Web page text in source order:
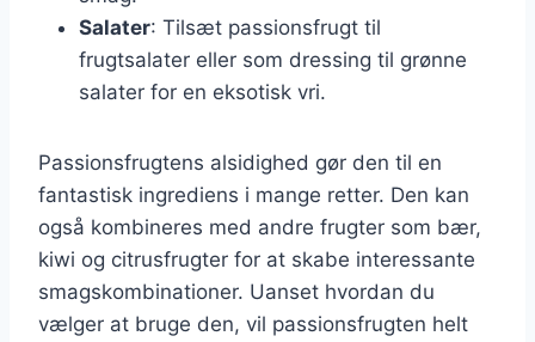
Salater: Tilsæt passionsfrugt til
frugtsalater eller som dressing til grønne
salater for en eksotisk vri.
Passionsfrugtens alsidighed gør den til en
fantastisk ingrediens i mange retter. Den kan
også kombineres med andre frugter som bær,
kiwi og citrusfrugter for at skabe interessante
smagskombinationer. Uanset hvordan du
vælger at bruge den, vil passionsfrugten helt